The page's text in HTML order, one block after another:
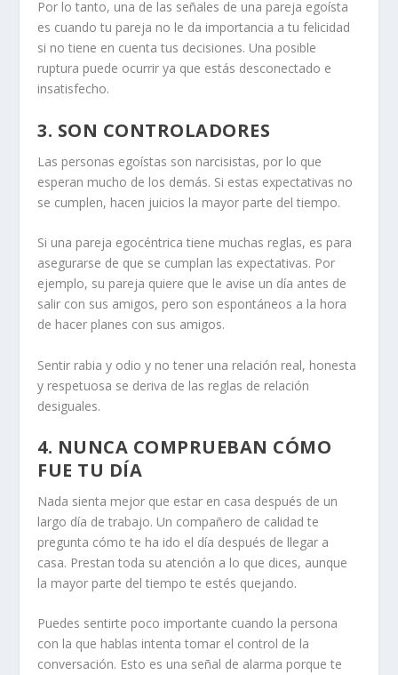
Por lo tanto, una de las señales de una pareja egoísta
es cuando tu pareja no le da importancia a tu felicidad
si no tiene en cuenta tus decisiones. Una posible
ruptura puede ocurrir ya que estás desconectado e
insatisfecho.
3. SON CONTROLADORES
Las personas egoístas son narcisistas, por lo que
esperan mucho de los demás. Si estas expectativas no
se cumplen, hacen juicios la mayor parte del tiempo.
Si una pareja egocéntrica tiene muchas reglas, es para
asegurarse de que se cumplan las expectativas. Por
ejemplo, su pareja quiere que le avise un día antes de
salir con sus amigos, pero son espontáneos a la hora
de hacer planes con sus amigos.
Sentir rabia y odio y no tener una relación real, honesta
y respetuosa se deriva de las reglas de relación
desiguales.
4. NUNCA COMPRUEBAN CÓMO
FUE TU DÍA
Nada sienta mejor que estar en casa después de un
largo día de trabajo. Un compañero de calidad te
pregunta cómo te ha ido el día después de llegar a
casa. Prestan toda su atención a lo que dices, aunque
la mayor parte del tiempo te estés quejando.
Puedes sentirte poco importante cuando la persona
con la que hablas intenta tomar el control de la
conversación. Esto es una señal de alarma porque te